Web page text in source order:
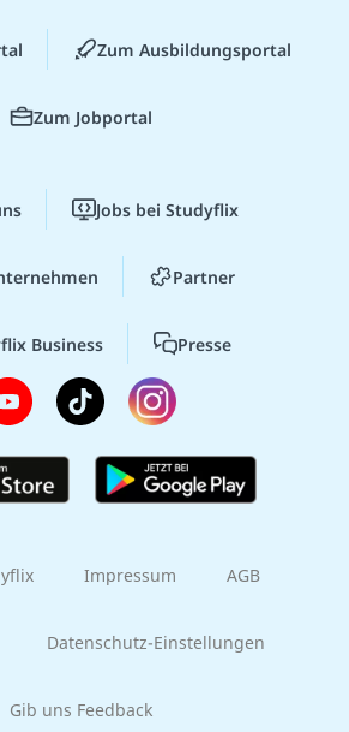
Zum Ausbildungsportal
Zum Jobportal
Jobs bei Studyflix
Partner
Business Presse
Impressum AGB
Datenschutz-Einstellungen
Gib uns Feedback